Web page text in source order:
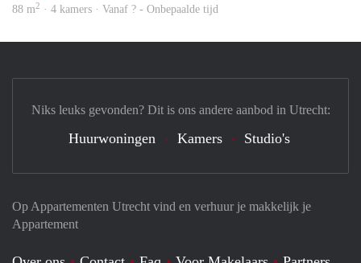
88 m2 · 4 kamers · Vanaf ? - Onbepaalde tijd
Op Appartementen Utrecht vind en verhuur je makkelijk je
Appartement
Niks leuks gevonden? Dit is ons andere aanbod in Utrecht:
Huurwoningen Kamers Studio's